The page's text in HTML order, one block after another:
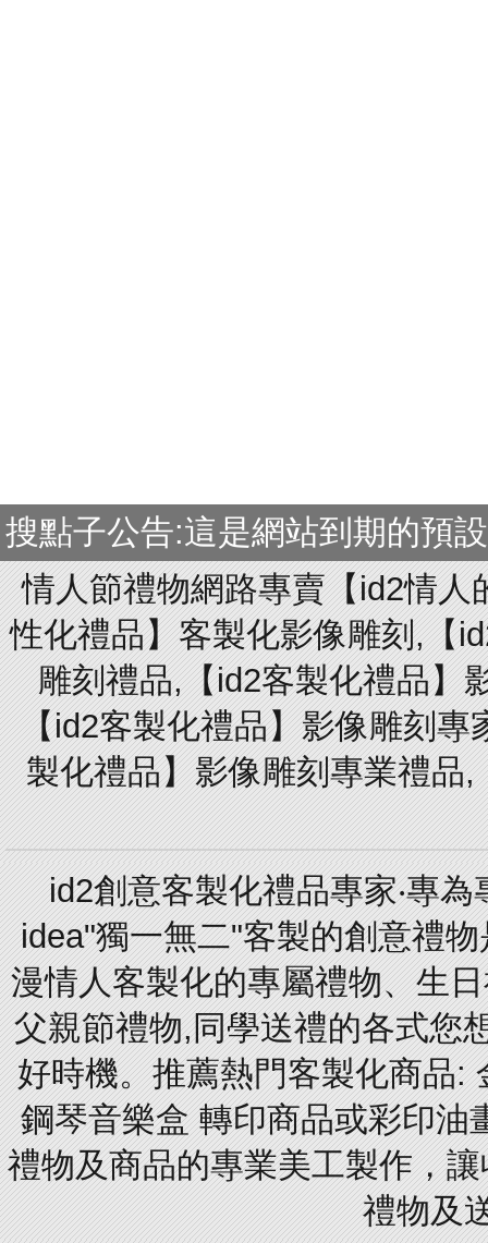
搜點子公告:這是網站到期的預
情人節禮物網路專賣【id2情
性化禮品】客製化影像雕刻,【
雕刻禮品,【id2客製化禮品】
【id2客製化禮品】影像雕刻
製化禮品】影像雕刻專業禮品
id2創意客製化禮品專家‧專
idea"獨一無二"客製的創意禮
漫情人客製化的專屬禮物、生
父親節禮物,同學送禮的各式您
好時機。推薦熱門客製化商品:
鋼琴音樂盒 轉印商品或彩印油
禮物及商品的專業美工製作，
禮物及